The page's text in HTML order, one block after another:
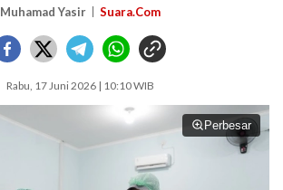
Muhamad Yasir Suara.Com
Rabu, 17 Juni 2026 | 10:10 WIB
Perbesar